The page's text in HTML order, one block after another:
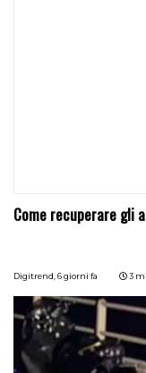
Come recuperare gli
Digitrend,6 giorni fa 3